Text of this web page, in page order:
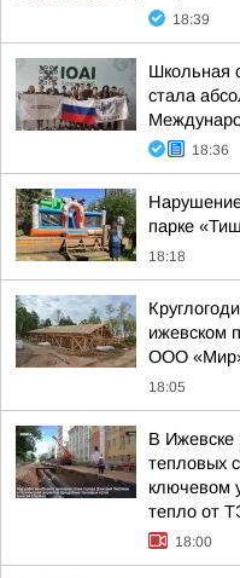
18:39
Школьная
стала
18:36
парке
18:18
ижевском
ООО
18:05
В Ижевске
тепловых
ключевом
тепло от
18:00